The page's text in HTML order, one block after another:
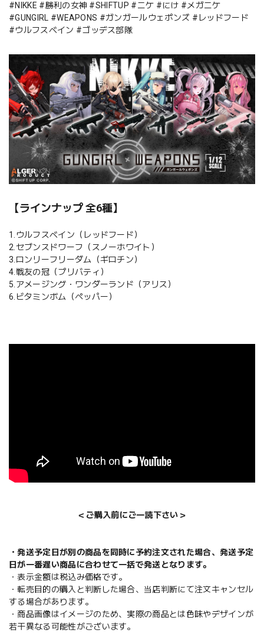
#NIKKE #勝利の女神 #SHIFTUP #ニケ #にけ #メガニケ
#GUNGIRL #WEAPONS #ガンガールウェポンズ #レッドフード
#ウルフスベイン #ゴッデス部隊
【ラインナップ 全6種】
1.ウルフスベイン（レッドフード）
2.セブンスドワーフ（スノーホワイト）
3.ロンリーフリーダム（ギロチン）
4.戦友の冠（プリバティ）
5.アメージング・ワンダーランド（アリス）
6.ビタミンボム（ペッパー）
＜ご購入前にご一読下さい＞
・発送予定日が別の商品を同時に予約注文された場合、発送予定
日が一番遅い商品に合わせて一括で発送となります。
・表示金額は税込み価格です。
・転売目的の購入と判断した場合、当店判断にて注文キャンセル
する場合があります。
・商品画像はイメージのため、実際の商品とは色味やデザインが
若干異なる可能性がございます。